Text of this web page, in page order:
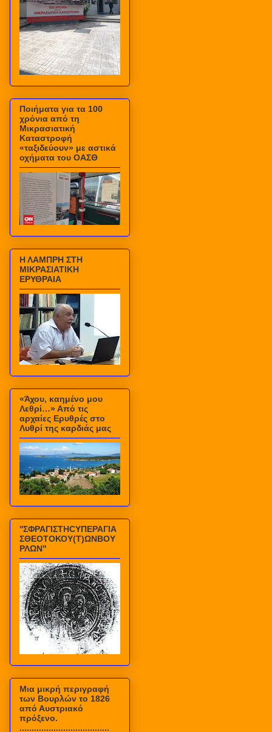
Ποιήματα για τα 100
χρόνια από τη
Μικρασιατική
Καταστροφή
«ταξιδεύουν» με αστικά
οχήματα του ΟΑΣΘ
Η ΛΑΜΠΡΗ ΣΤΗ
ΜΙΚΡΑΣΙΑΤΙΚΗ
ΕΡΥΘΡΑΙΑ
«Άχου, καημένο μου
Λεθρί…» Από τις
αρχαίες Ερυθρές στο
Λυθρί της καρδιάς μας
''ΣΦΡΑΓΙΣΤΗCΥΠΕΡΑΓΙΑ
ΣΘΕΟΤΟΚΟΥ(Τ)ΩΝΒΟΥ
ΡΛΩΝ''
Mια μικρή περιγραφή
των Βουρλών το 1826
από Αυστριακό
πρόξενο.
.....................................